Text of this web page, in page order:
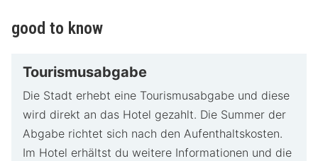
good to know
Tourismusabgabe
Die Stadt erhebt eine Tourismusabgabe und diese
wird direkt an das Hotel gezahlt. Die Summer der
Abgabe richtet sich nach den Aufenthaltskosten.
Im Hotel erhältst du weitere Informationen und die